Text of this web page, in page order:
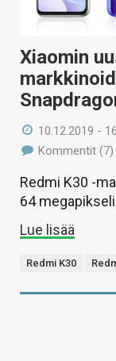
HAKU
Xiaomin
10.12.2019 -
Kommentit (7)
Redmi K30 -
64
Lue lisää
Redmi K30